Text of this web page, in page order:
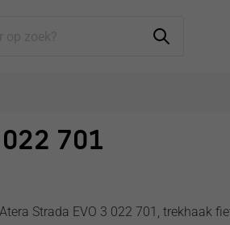
701
Atera Strada EVO 3 022 701, trekhaak